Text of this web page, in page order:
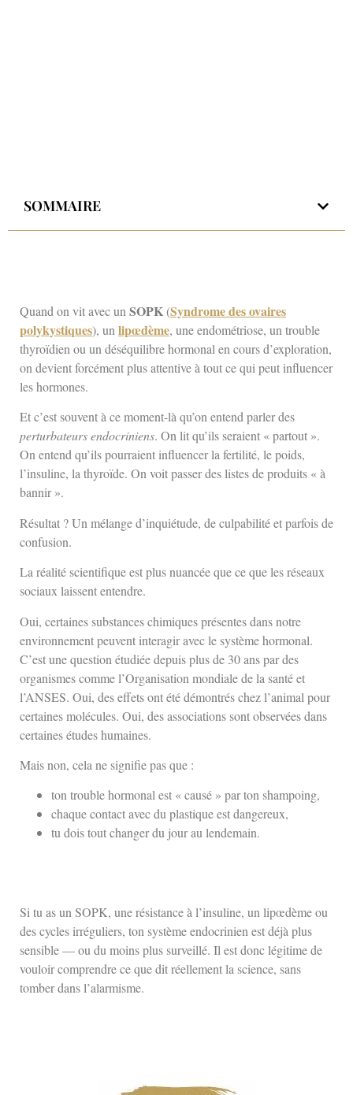
SOMMAIRE
Quand on vit avec un SOPK (Syndrome des ovaires
polykystiques), un lipœdème, une endométriose, un trouble
thyroïdien ou un déséquilibre hormonal en cours d’exploration,
on devient forcément plus attentive à tout ce qui peut influencer
les hormones.
Et c’est souvent à ce moment-là qu’on entend parler des
perturbateurs endocriniens. On lit qu’ils seraient « partout ».
On entend qu’ils pourraient influencer la fertilité, le poids,
l’insuline, la thyroïde. On voit passer des listes de produits « à
bannir ».
Résultat ? Un mélange d’inquiétude, de culpabilité et parfois de
confusion.
La réalité scientifique est plus nuancée que ce que les réseaux
sociaux laissent entendre.
Oui, certaines substances chimiques présentes dans notre
environnement peuvent interagir avec le système hormonal.
C’est une question étudiée depuis plus de 30 ans par des
organismes comme l’Organisation mondiale de la santé et
l’ANSES. Oui, des effets ont été démontrés chez l’animal pour
certaines molécules. Oui, des associations sont observées dans
certaines études humaines.
Mais non, cela ne signifie pas que :
ton trouble hormonal est « causé » par ton shampoing,
chaque contact avec du plastique est dangereux,
tu dois tout changer du jour au lendemain.
Si tu as un SOPK, une résistance à l’insuline, un lipœdème ou
des cycles irréguliers, ton système endocrinien est déjà plus
sensible — ou du moins plus surveillé. Il est donc légitime de
vouloir comprendre ce que dit réellement la science, sans
tomber dans l’alarmisme.